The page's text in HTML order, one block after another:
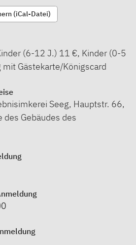
(iCal-Datei)
(6-12 J.) 11 €, Kinder (0-5
Gästekarte/Königscard
Seeg, Hauptstr. 66,
des Gebäudes des